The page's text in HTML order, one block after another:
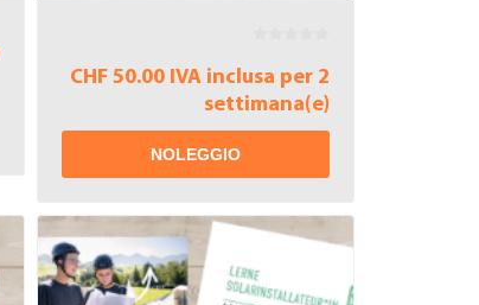
CHF 50.00 IVA inclusa per 2
settimana(e)
NOLEGGIO